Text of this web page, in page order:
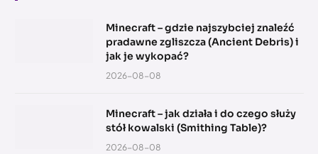
Minecraft – gdzie najszybciej znaleźć
pradawne zgliszcza (Ancient Debris) i
jak je wykopać?
2026-08-08
Minecraft – jak działa i do czego służy
stół kowalski (Smithing Table)?
2026-08-08